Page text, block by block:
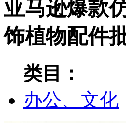
亚马逊爆款
饰植物配件
类目：
办公、文化